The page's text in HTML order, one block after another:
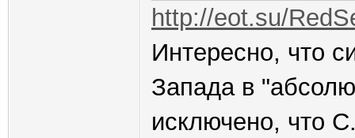
http://eot.su/
Интересно, что
Запада в
исключено, что